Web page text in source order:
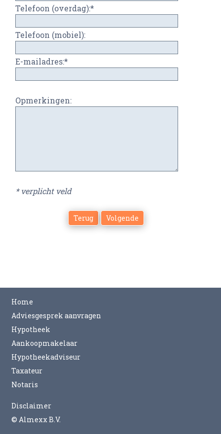
Home
Adviesgesprek aanvragen
Hypotheek
Aankoopmakelaar
Hypotheekadviseur
Taxateur
Notaris
Disclaimer
© Almexx B.V.